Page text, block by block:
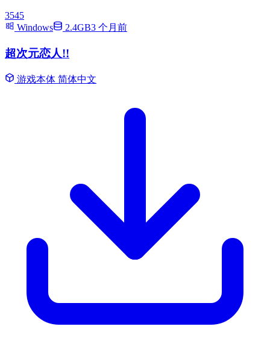
3545
Windows
2.4GB3 个月前
超次元恋人!!
游戏本体 简体中文